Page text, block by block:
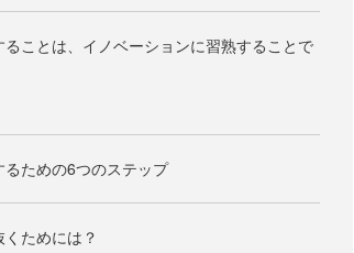
ることは、イノベーションに習熟することで
るための6つのステップ
ためには？